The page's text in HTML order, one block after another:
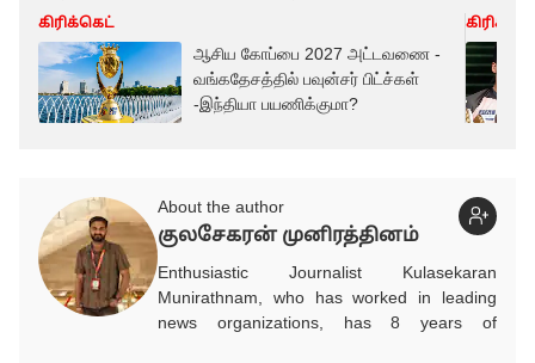
கிரிக்கெட்
ஆசிய கோப்பை 2027 அட்டவணை -
வங்கதேசத்தில் பவுன்சர் பிட்ச்கள்
-இந்தியா பயணிக்குமா?
About the author
குலசேகரன் முனிரத்தினம்
Enthusiastic Journalist Kulasekaran
Munirathnam, who has worked in leading
news organizations, has 8 years of